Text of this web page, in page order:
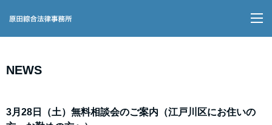
NEWS
3月28日（土）無料相談会のご案内（江戸川区にお住いの